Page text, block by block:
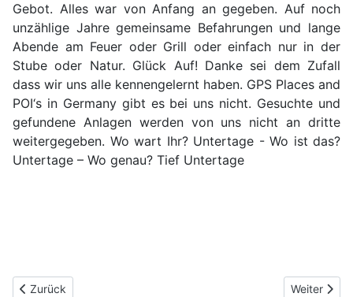
Gebot. Alles war von Anfang an gegeben. Auf noch
unzählige Jahre gemeinsame Befahrungen und lange
Abende am Feuer oder Grill oder einfach nur in der
Stube oder Natur. Glück Auf! Danke sei dem Zufall
dass wir uns alle kennengelernt haben. GPS Places and
POI‘s in Germany gibt es bei uns nicht. Gesuchte und
gefundene Anlagen werden von uns nicht an dritte
weitergegeben. Wo wart Ihr? Untertage - Wo ist das?
Untertage – Wo genau? Tief Untertage
Vorheriger Beitrag: Danksagung Emil Eisenkies auf Facebook
Zurück Nächster
Weiter